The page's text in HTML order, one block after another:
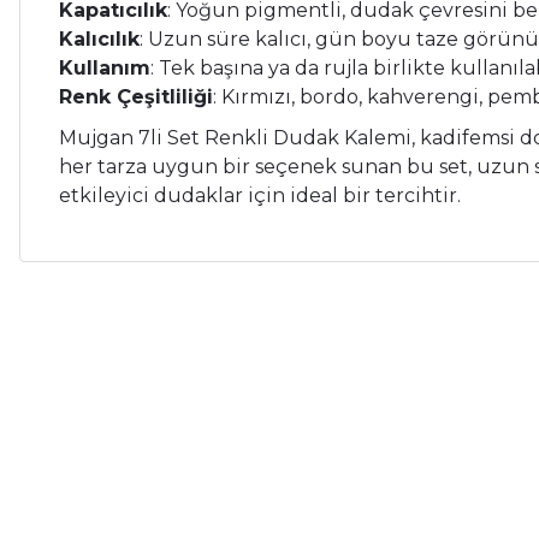
Kapatıcılık: Yoğun pigmentli, dudak çevresini
Kalıcılık: Uzun süre kalıcı, gün boyu taze
Kullanım: Tek başına ya da rujla birlikte
Renk Çeşitliliği: Kırmızı, bordo, kahverengi,
Mujgan 7li Set Renkli Dudak Kalemi, kadifemsi
her tarza uygun bir seçenek sunan bu set, uzun
etkileyici dudaklar için ideal bir tercihtir.
Bu ürünün fiyat bilgisi, resim, ürün açıklamalarında ve diğer